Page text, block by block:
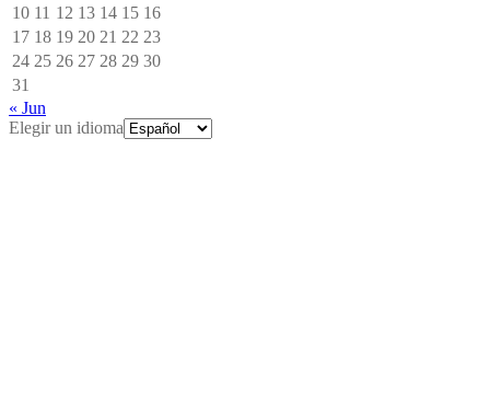
10 11 12 13 14 15 16
17 18 19 20 21 22 23
24 25 26 27 28 29 30
31
« Jun
Elegir un idioma